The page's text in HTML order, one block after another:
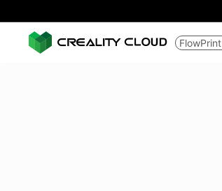
FlowPrint